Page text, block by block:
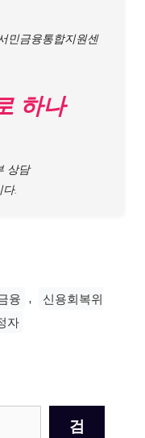
민금융통합지원센
하나
상담
.
융 ,
신용회복위
자
검